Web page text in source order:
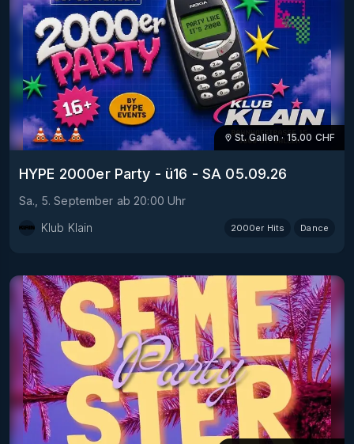
St. Gallen · 15.00 CHF
HYPE 2000er Party - ü16 - SA 05.09.26
Sa., 5. September ab 20:00 Uhr
Klub Klain
2000er Hits Dance